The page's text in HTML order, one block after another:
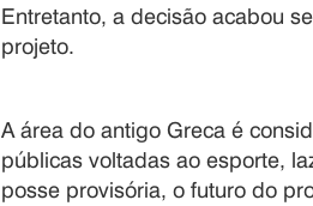
Entretanto, a decisão acabou
projeto.
A área do antigo Greca é
públicas voltadas ao esporte,
posse provisória, o futuro do